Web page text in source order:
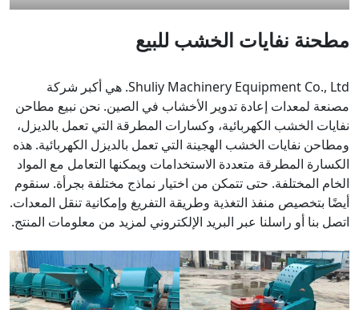
مطحنة نفايات الخشب للبيع
Shuliy Machinery Equipment Co., Ltd. هي أكبر شركة
مصنعة لمعدات إعادة تدوير الأخشاب في الصين. نحن نبيع مطاحن
نفايات الخشب الكهربائية، وكسارات المطرقة التي تعمل بالديزل،
ومطاحن نفايات الخشب الهجينة التي تعمل بالديزل الكهربائية. هذه
الكسارة المطرقة متعددة الاستخدامات ويمكنها التعامل مع المواد
الخام المختلفة. حتى تتمكن من اختيار نماذج مختلفة بجرأة. سنقوم
أيضًا بتخصيص منفذ التغذية وطريقة التفريغ وإمكانية تنقل المعدات.
اتصل بنا أو راسلنا عبر البريد الإلكتروني لمزيد من معلومات المنتج.